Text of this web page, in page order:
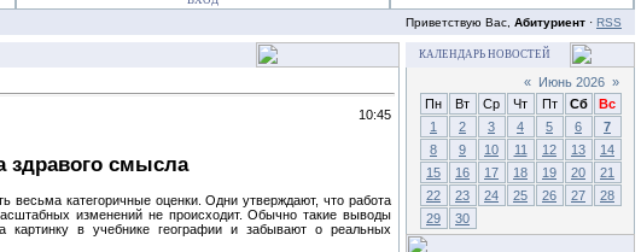
Приветствую Вас, Абитуриент · RSS
10:45
здравого смысла
категоричные оценки. Одни утверждают, что работа
изменений не происходит. Обычно такие выводы
в учебнике географии и забывают о реальных
КАЛЕНДАРЬ НОВОСТЕЙ
« Июнь 2026 »
Пн
Вт Ср Чт Пт Сб
Вс
1
2 3 4 5 6
7
8
9 10 11 12 13
14
15
16 17 18 19 20
21
22
23 24 25 26 27
28
29
30